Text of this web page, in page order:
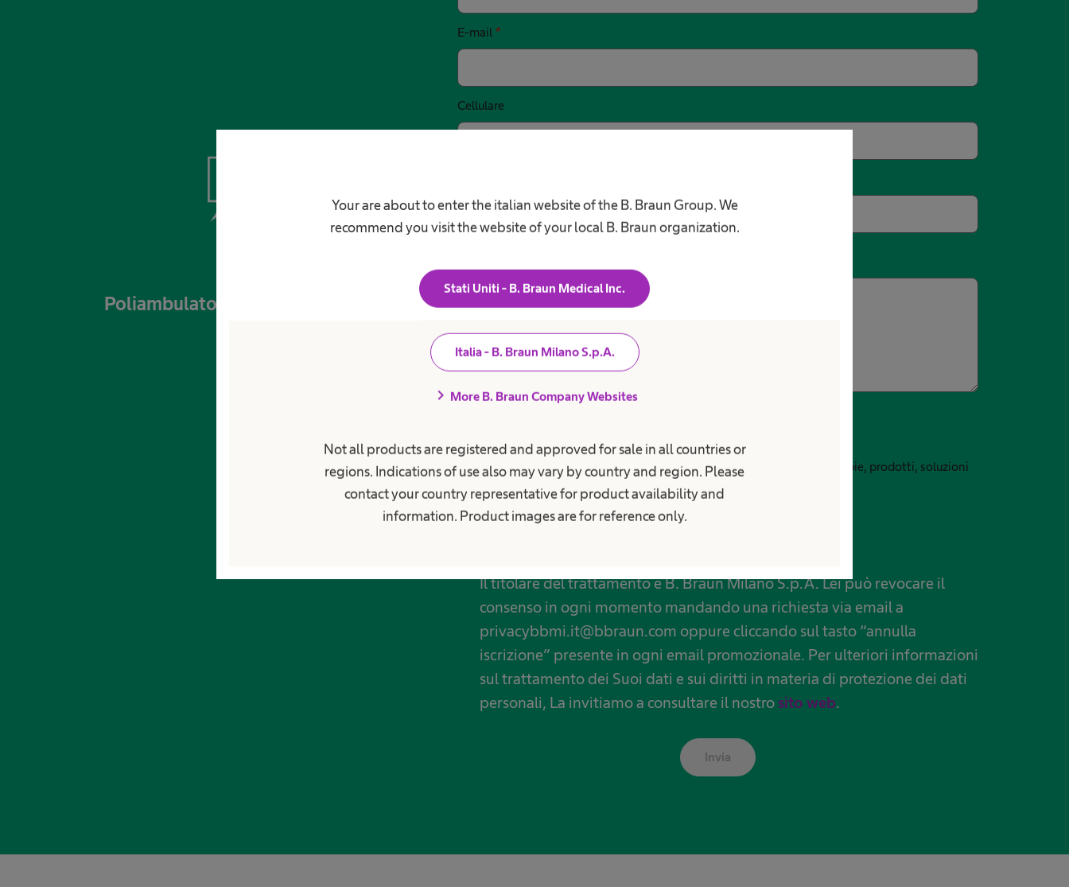
Your are about to enter the italian website of the B. Braun Group. We
recommend you visit the website of your local B. Braun organization.
Stati Uniti - B. Braun Medical Inc.
Italia - B. Braun Milano S.p.A.
chevron_right More B. Braun Company Websites
Not all products are registered and approved for sale in all countries or
regions. Indications of use also may vary by country and region. Please
contact your country representative for product availability and
information. Product images are for reference only.
Poliambulatori, RSA e cure domiciliari
E-mail *
Cellulare
expand_more
Consenso marketing
Sì desidero ricevere, in futuro, ulteriori informazioni via email su terapie, prodotti, soluzioni
ed eventi B. Braun.
Il titolare del trattamento è B. Braun Milano S.p.A. Lei può revocare il
consenso in ogni momento mandando una richiesta via email a
privacybbmi.it@bbraun.com oppure cliccando sul tasto “annulla
iscrizione” presente in ogni email promozionale. Per ulteriori informazioni
sul trattamento dei Suoi dati e sui diritti in materia di protezione dei dati
personali, La invitiamo a consultare il nostro sito web.
Invia